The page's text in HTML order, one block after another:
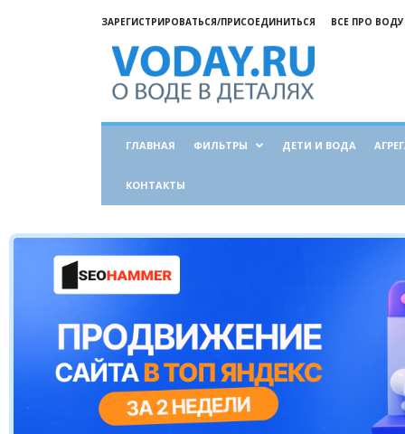
ЗАРЕГИСТРИРОВАТЬСЯ/ПРИСОЕДИНИТЬСЯ ВСЕ ПРО ВОДУ
воде
ГЛАВНАЯ ФИЛЬТРЫ ДЕТИ И ВОДА
КОНТАКТЫ